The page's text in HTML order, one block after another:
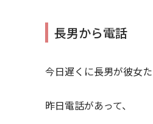
長男から電話
今日遅くに長男が彼女
昨日電話があって、